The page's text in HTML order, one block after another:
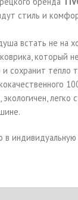
стиль и
встать не на
который
сохранит тепло
легко
в